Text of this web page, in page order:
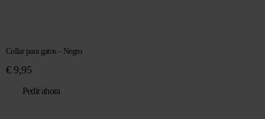
Collar para gatos – Negro
€9,95
Pedir ahora